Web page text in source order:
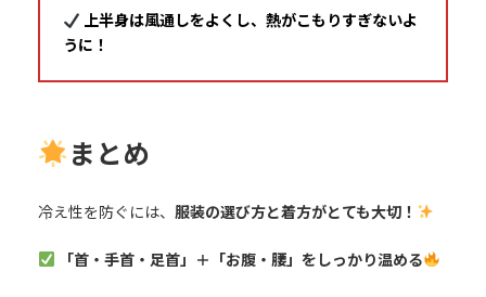
上半身は風通しをよくし、熱がこもりすぎないよ
うに！
まとめ
冷え性を防ぐには、 服装の選び方と着方がとても大切！
「首・手首・足首」＋「お腹・腰」をしっかり温める